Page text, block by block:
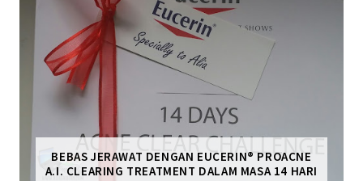
BEBAS JERAWAT DENGAN EUCERIN® PROACNE
A.I. CLEARING TREATMENT DALAM MASA 14 HARI